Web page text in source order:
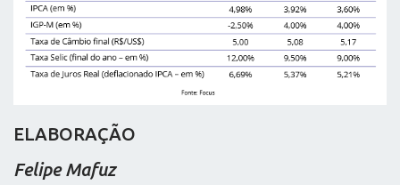
ELABORAÇÃO
Felipe Mafuz